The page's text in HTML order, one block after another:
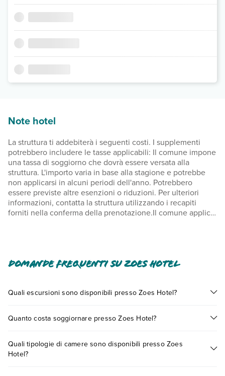
Note hotel
La struttura ti addebiterà i seguenti costi. I supplementi
potrebbero includere le tasse applicabili: Il comune impone
una tassa di soggiorno che dovrà essere versata alla
struttura. L'importo varia in base alla stagione e potrebbe
non applicarsi in alcuni periodi dell'anno. Potrebbero
essere previste altre esenzioni o riduzioni. Per ulteriori
informazioni, contatta la struttura utilizzando i recapiti
forniti nella conferma della prenotazione.Il comune applica
incluso tutti i costi che ci ha comunicato la struttura.
in contanti per importi superiori a 500 EUR. Per maggiori
recapiti indicati nella conferma della prenotazione. Piscina
accessibile dalle 08:00 alle 20:00.È disponibile il check-
Domande frequenti su Zoes Hotel
Quali escursioni sono disponibili presso Zoes Hotel?
presso Zoes Hotel. Scoprile tutte nellasezione dedicata
prenotando un appuntamento.
Quanto costa soggiornare presso Zoes Hotel?
(per es. date, condizioni dell'hotel, ecc). Per consultare i
prezzi, compila il motore di ricerca e scegli quando partire.
Quali tipologie di camere sono disponibili presso Zoes
Hotel?